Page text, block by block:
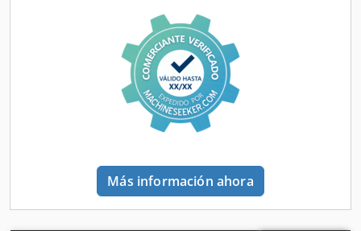
Más información ahora